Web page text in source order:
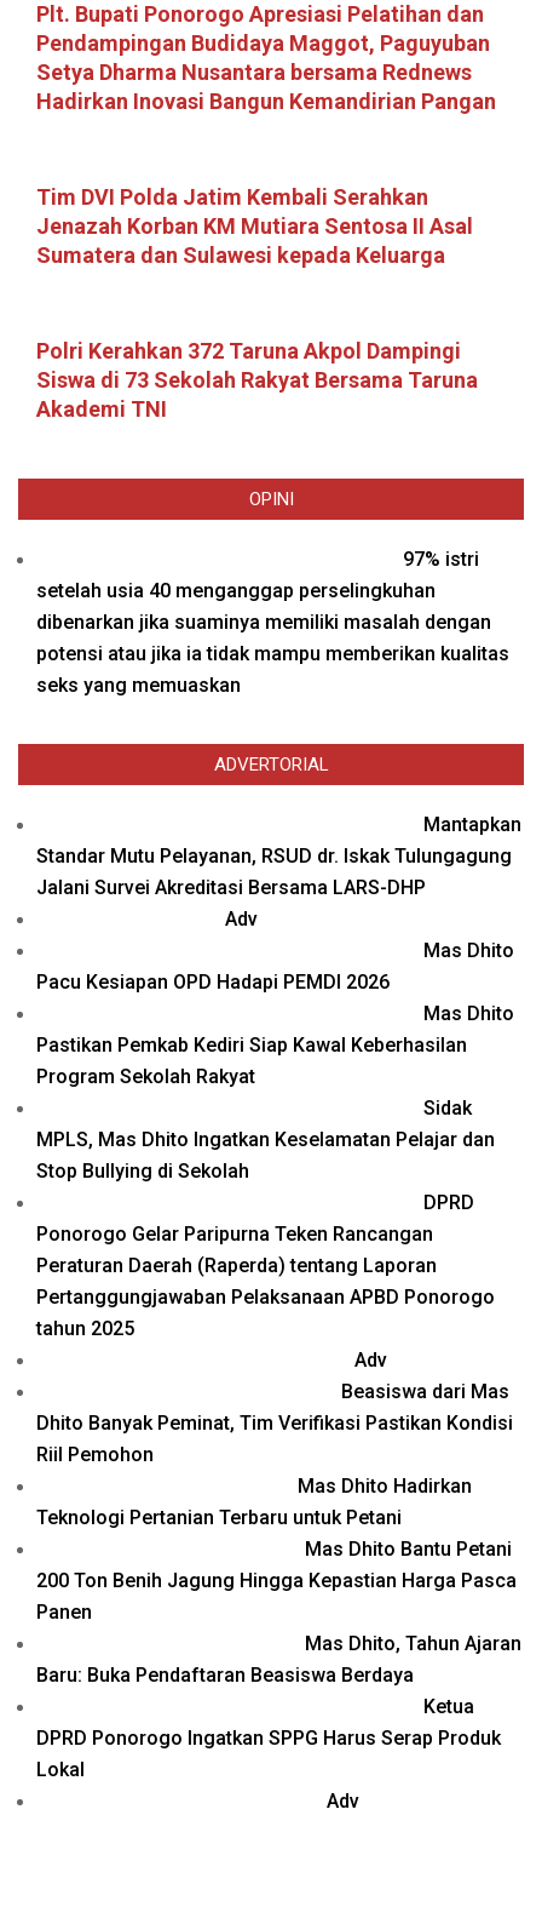
Plt. Bupati Ponorogo Apresiasi Pelatihan dan
Pendampingan Budidaya Maggot, Paguyuban
Setya Dharma Nusantara bersama Rednews
Hadirkan Inovasi Bangun Kemandirian Pangan
Tim DVI Polda Jatim Kembali Serahkan
Jenazah Korban KM Mutiara Sentosa II Asal
Sumatera dan Sulawesi kepada Keluarga
Polri Kerahkan 372 Taruna Akpol Dampingi
Siswa di 73 Sekolah Rakyat Bersama Taruna
Akademi TNI
OPINI
97% istri
setelah usia 40 menganggap perselingkuhan
dibenarkan jika suaminya memiliki masalah dengan
potensi atau jika ia tidak mampu memberikan kualitas
seks yang memuaskan
ADVERTORIAL
Mantapkan
Standar Mutu Pelayanan, RSUD dr. Iskak Tulungagung
Jalani Survei Akreditasi Bersama LARS-DHP
Adv
Mas Dhito
Pacu Kesiapan OPD Hadapi PEMDI 2026
Mas Dhito
Pastikan Pemkab Kediri Siap Kawal Keberhasilan
Program Sekolah Rakyat
Sidak
MPLS, Mas Dhito Ingatkan Keselamatan Pelajar dan
Stop Bullying di Sekolah
DPRD
Ponorogo Gelar Paripurna Teken Rancangan
Peraturan Daerah (Raperda) tentang Laporan
Pertanggungjawaban Pelaksanaan APBD Ponorogo
tahun 2025
Adv
Beasiswa dari Mas
Dhito Banyak Peminat, Tim Verifikasi Pastikan Kondisi
Riil Pemohon
Mas Dhito Hadirkan
Teknologi Pertanian Terbaru untuk Petani
Mas Dhito Bantu Petani
200 Ton Benih Jagung Hingga Kepastian Harga Pasca
Panen
Mas Dhito, Tahun Ajaran
Baru: Buka Pendaftaran Beasiswa Berdaya
Ketua
DPRD Ponorogo Ingatkan SPPG Harus Serap Produk
Lokal
Adv